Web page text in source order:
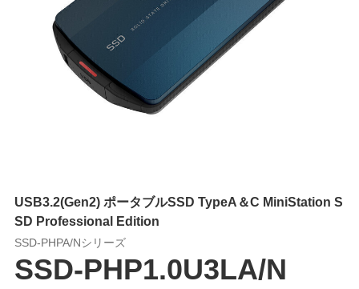
USB3.2(Gen2) ポータブルSSD TypeA＆C MiniStation S
SD Professional Edition
SSD-PHPA/Nシリーズ
SSD-PHP1.0U3LA/N